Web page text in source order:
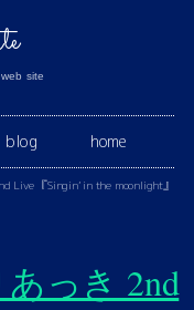
site
blog home
Live 『Singin’ in the moonlight』
あっき 2nd